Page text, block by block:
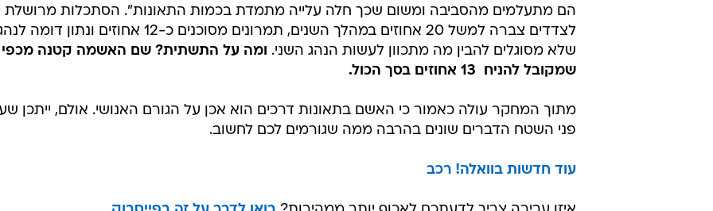
הם מתעלמים מהסביבה ומשום שכך חלה עלייה מתמדת בכמות התאונות". הסתכלות מרושלת
לצדדים צברה למשל 20 אחוזים במהלך השנים, תמרונים מסוכנים כ-12 אחוזים ונתון
שלא מסוגלים להבין מה מתכוון לעשות הנהג השני. ומה על התשתית? שם האשמה קטנה מכפי
שמקובל להניח  13 אחוזים בסך הכול.
מתוך המחקר עולה כאמור כי האשם בתאונות דרכים הוא אכן על הגורם האנושי. אולם, ייתכן
פני השטח הדברים שונים בהרבה ממה שגורמים לכם לחשוב.
עוד חדשות בוואלה! רכב